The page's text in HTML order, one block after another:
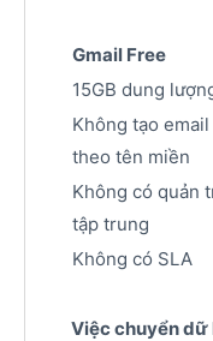
Gmail Free
15GB dung
Không tạo email
theo tên miền
Không có quản
tập trung
Không có SLA
Việc chuyển dữ